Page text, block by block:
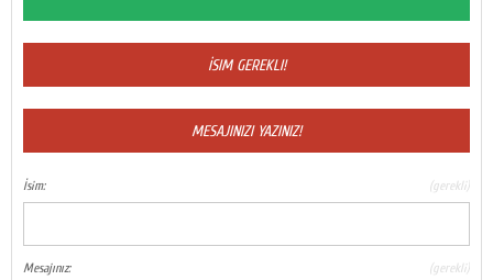
İSIM GEREKLI!
MESAJINIZI YAZINIZ!
İsim: (gerekli)
Mesajınız: (gerekli)